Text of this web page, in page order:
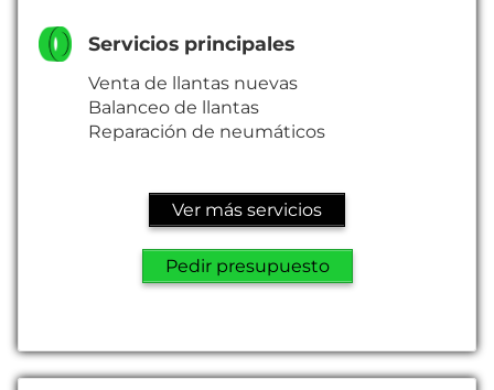
Servicios principales
Venta de llantas nuevas
Balanceo de llantas
Reparación de neumáticos
Ver más servicios
Pedir presupuesto